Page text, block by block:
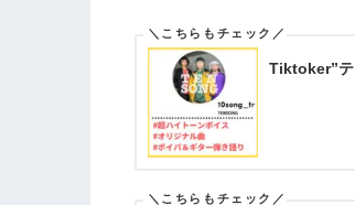
Tiktoker”テ